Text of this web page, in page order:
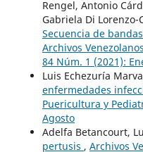
Rengel, Antonio
Gabriela Di
Secuencia de
Archivos
84 Núm. 1 (2021):
Luis Echezuría
enfermedades
Puericultura y
Agosto
Adelfa Betancourt,
pertusis , Archivos